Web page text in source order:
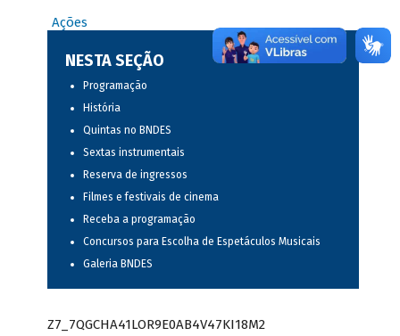
Ações
NESTA SEÇÃO
Programação
História
Quintas no BNDES
Sextas instrumentais
Reserva de ingressos
Filmes e festivais de cinema
Receba a programação
Concursos para Escolha de Espetáculos Musicais
Galeria BNDES
Z7_7QGCHA41LOR9E0AB4V47KI18M2